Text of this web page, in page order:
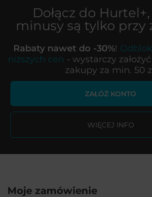
Dołącz do Hurtel+
minusy są tylko przy
Rabaty nawet do -30%!
niższych cen - wystarczy
zakupy za min. 50
ZAŁÓŻ KONTO
WIĘCEJ INFO
Moje zamówienie